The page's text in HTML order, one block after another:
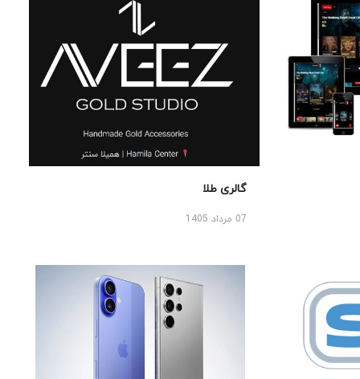
گالری طلا
07 مرداد 1405